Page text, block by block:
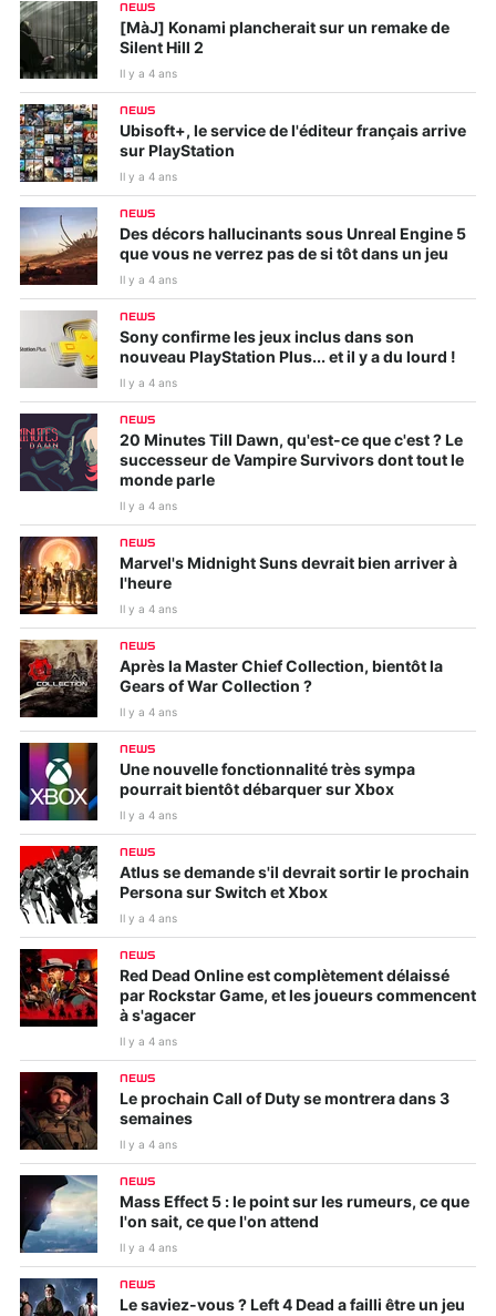
NEWS
[MàJ] Konami plancherait sur un remake de
Silent Hill 2
Il y a 4 ans
NEWS
Ubisoft+, le service de l'éditeur français arrive
sur PlayStation
Il y a 4 ans
NEWS
Des décors hallucinants sous Unreal Engine 5
que vous ne verrez pas de si tôt dans un jeu
Il y a 4 ans
NEWS
Sony confirme les jeux inclus dans son
nouveau PlayStation Plus... et il y a du lourd !
Il y a 4 ans
NEWS
20 Minutes Till Dawn, qu'est-ce que c'est ? Le
successeur de Vampire Survivors dont tout le
monde parle
Il y a 4 ans
NEWS
Marvel's Midnight Suns devrait bien arriver à
l'heure
Il y a 4 ans
NEWS
Après la Master Chief Collection, bientôt la
Gears of War Collection ?
Il y a 4 ans
NEWS
Une nouvelle fonctionnalité très sympa
pourrait bientôt débarquer sur Xbox
Il y a 4 ans
NEWS
Atlus se demande s'il devrait sortir le prochain
Persona sur Switch et Xbox
Il y a 4 ans
NEWS
Red Dead Online est complètement délaissé
par Rockstar Game, et les joueurs commencent
à s'agacer
Il y a 4 ans
NEWS
Le prochain Call of Duty se montrera dans 3
semaines
Il y a 4 ans
NEWS
Mass Effect 5 : le point sur les rumeurs, ce que
l'on sait, ce que l'on attend
Il y a 4 ans
NEWS
Le saviez-vous ? Left 4 Dead a failli être un jeu